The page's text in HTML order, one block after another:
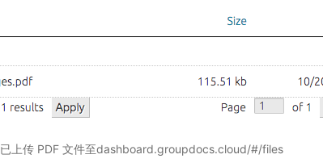
已上传 PDF 文件至dashboard.groupdocs.cloud/#/files